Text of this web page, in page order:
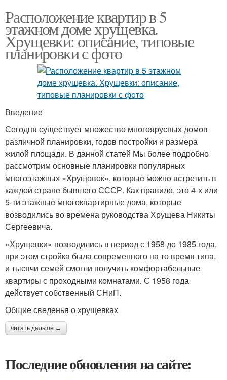
Расположение квартир в 5
этажном доме хрущевка.
Хрущевки: описание, типовые
планировки с фото
Введение
Сегодня существует множество многоярусных домов
различной планировки, годов постройки и размера
жилой площади. В данной статей Мы более подробно
рассмотрим основные планировки популярных
многоэтажных «Хрущовок», которые можно встретить в
каждой стране бывшего СССР. Как правило, это 4-х или
5-ти этажные многоквартирные дома, которые
возводились во времена руководства Хрущева Никиты
Сергеевича.
«Хрущевки» возводились в период с 1958 до 1985 года,
при этом стройка была современного на то время типа,
и тысячи семей смогли получить комфортабельные
квартиры с проходными комнатами. С 1958 года
действует собственный СНиП.
Общие сведенья о хрущевках
читать дальше →
Последние обновления на сайте: